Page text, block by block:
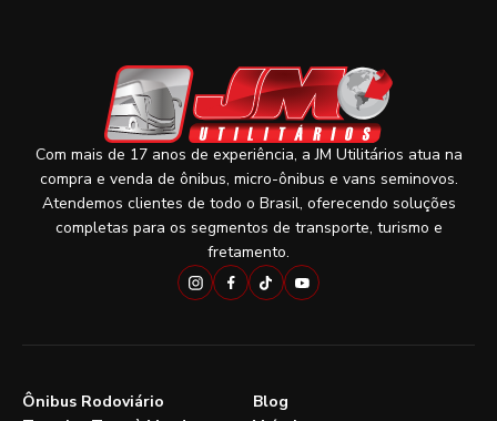
Com mais de 17 anos de experiência, a JM Utilitários atua na
compra e venda de ônibus, micro-ônibus e vans seminovos.
Atendemos clientes de todo o Brasil, oferecendo soluções
completas para os segmentos de transporte, turismo e
fretamento.
Ônibus Rodoviário
Blog